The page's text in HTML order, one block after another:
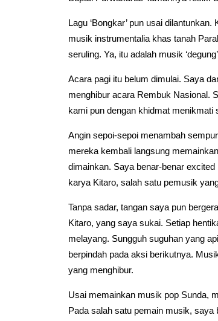
Lagu ‘Bongkar’ pun usai
musik instrumentalia khas tanah
seruling. Ya, itu adalah musik
Acara pagi itu belum dimulai. Saya
menghibur acara Rembuk Nasional.
kami pun dengan khidmat menikmati
Angin sepoi-sepoi menambah
mereka kembali langsung
dimainkan. Saya benar-benar
karya Kitaro, salah satu pemusik
Tanpa sadar, tangan saya pun
Kitaro, yang saya sukai. Setiap
melayang. Sungguh suguhan yang
berpindah pada aksi berikutnya.
yang menghibur.
Usai memainkan musik pop Sunda,
Pada salah satu pemain musik,